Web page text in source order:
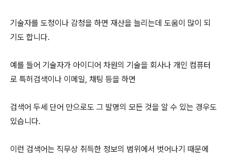
기술자를 도청이나 감청을 하면 재산을 늘리는데 도움이 많이 되
기도 합니다.
예를 들어 기술자가 아이디어 차원의 기술을 회사나 개인 컴퓨터
로 특허검색이나 이메일, 채팅 등을 하면
검색어 두세 단어 만으로도 그 발명의 모든 것을 알 수 있는 경우도
있습니다.
이런 검색어는 직무상 취득한 정보의 범위에서 벗어나기 때문에